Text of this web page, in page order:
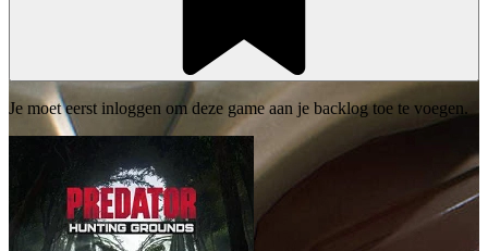
Je moet eerst inloggen om deze game aan je backlog toe te voegen.